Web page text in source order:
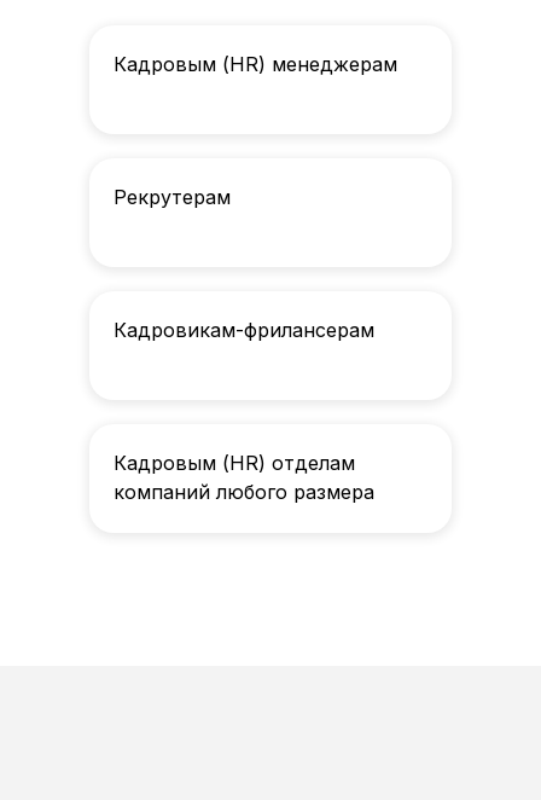
Кадровым (HR) отделам
компаний любого размера
Кадровикам-фрилансерам
Кадровым (HR) менеджерам
Рекрутерам